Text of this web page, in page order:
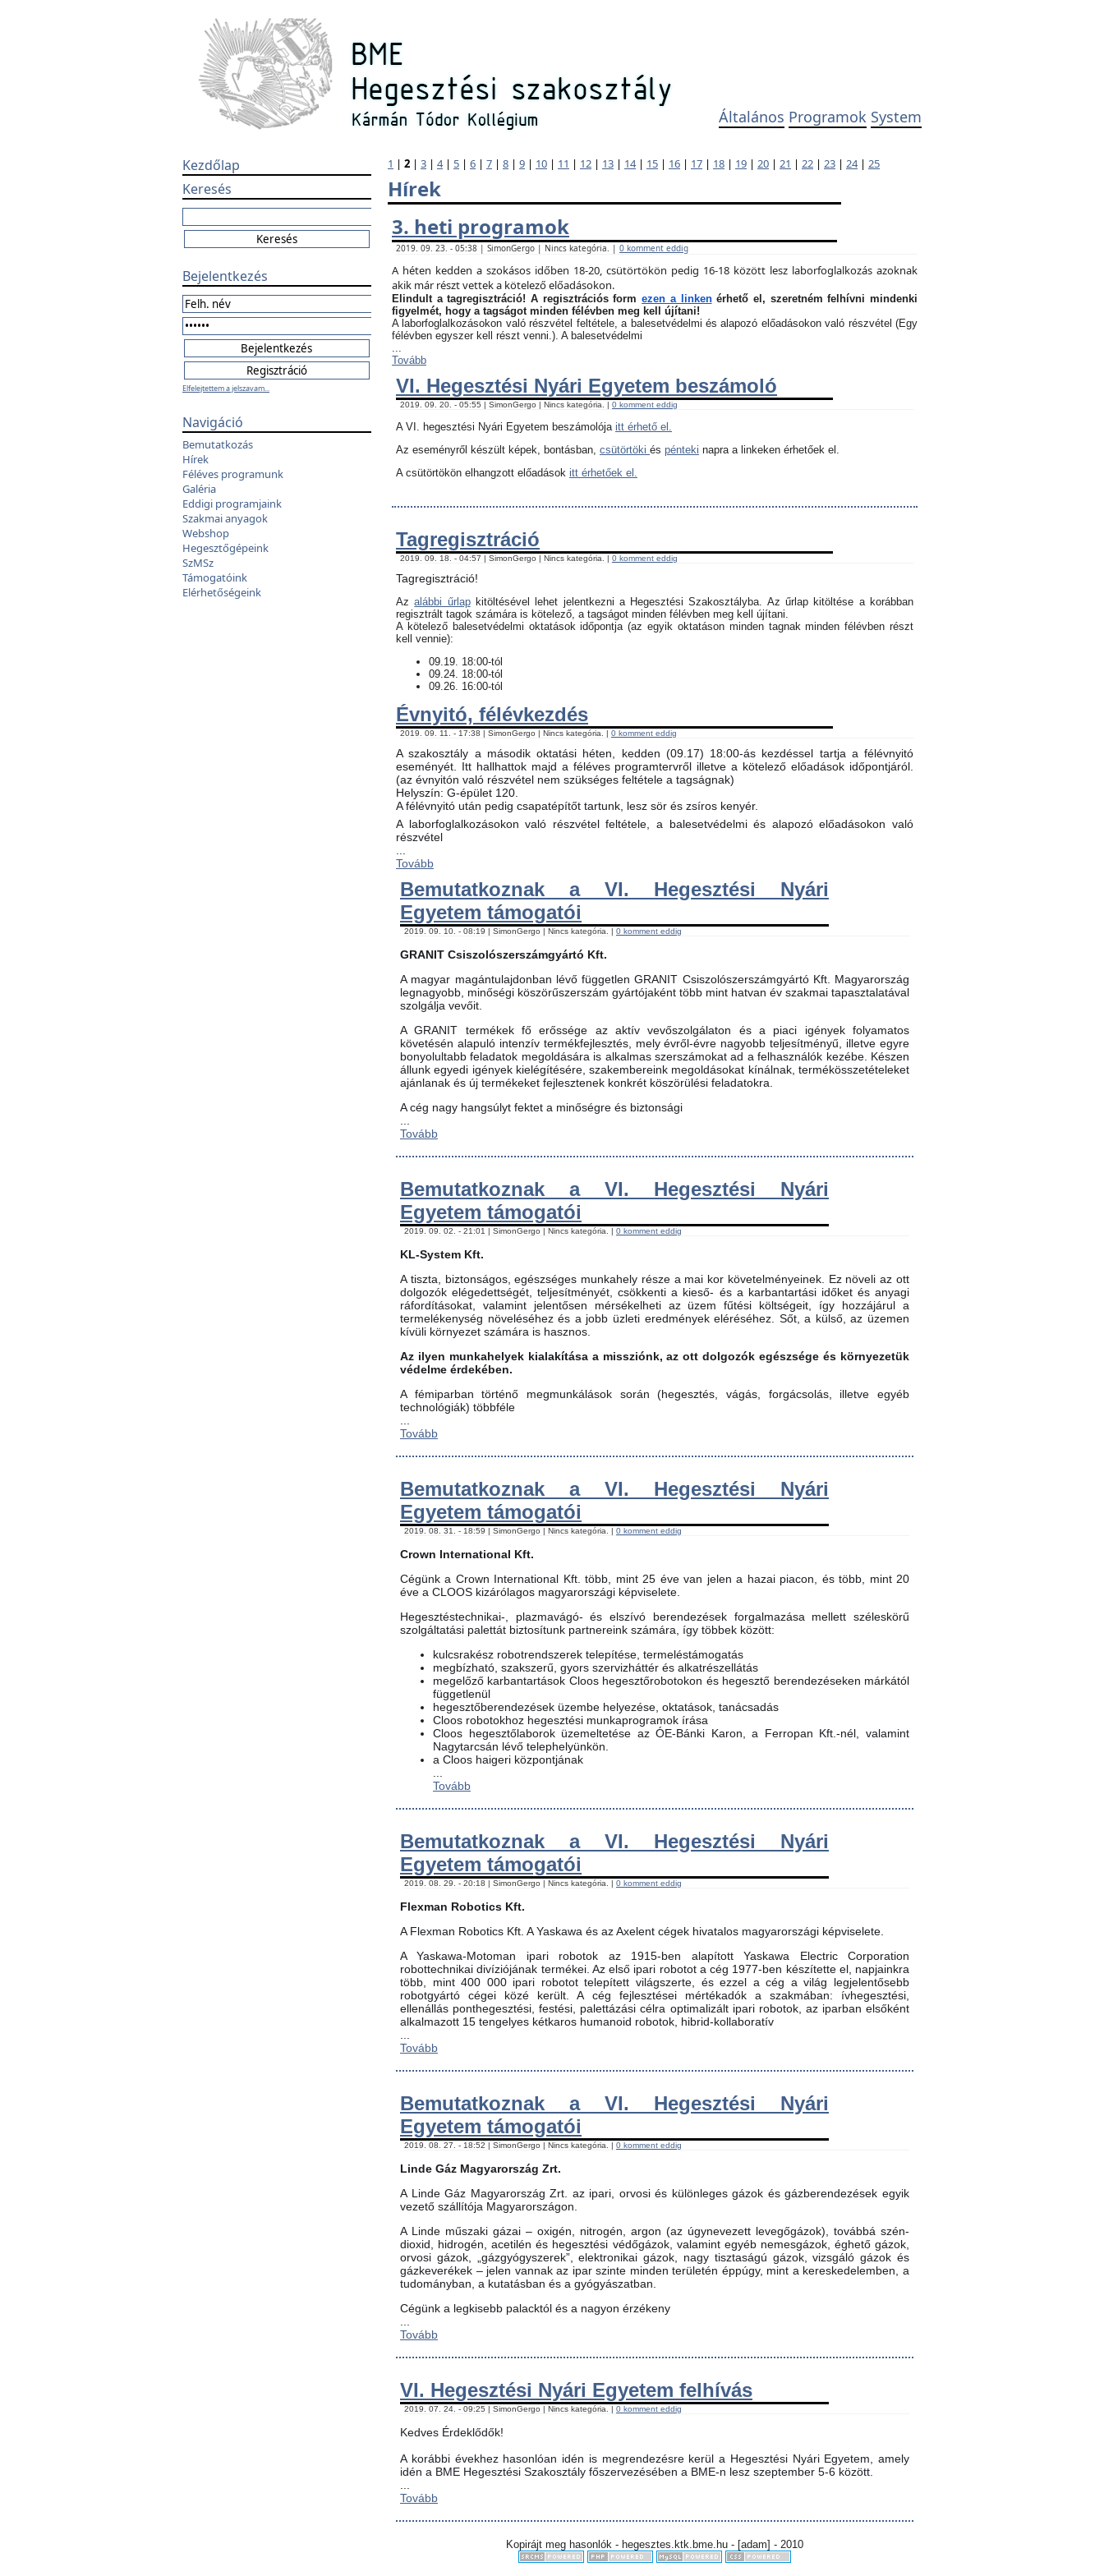
Általános Programok System
Kezdőlap
Keresés
Bejelentkezés
Elfelejtettem a jelszavam...
Navigáció
Bemutatkozás
Hírek
Féléves programunk
Galéria
Eddigi programjaink
Szakmai anyagok
Webshop
Hegesztőgépeink
SzMSz
Támogatóink
Elérhetőségeink
1 | 2 | 3 | 4| 5 | 6 | 7 | 8 | 9 | 10 | 11 | 12 | 13 | 14| 15 | 16 | 17 | 18 | 19 | 20 | 21 | 22 | 23 | 24| 25
Hírek
3. heti programok
2019. 09. 23. - 05:38 | SimonGergo | Nincs kategória. | 0 komment eddig
A héten kedden a szokásos időben 18-20, csütörtökön pedig 16-18 között lesz laborfoglalkozás azoknak
akik már részt vettek a kötelező előadásokon.
Elindult a tagregisztráció! A regisztrációs formezen a linkenérhető el, szeretném felhívni mindenki
figyelmét, hogy a tagságot minden félévben meg kell újítani!
A laborfoglalkozásokon való részvétel feltétele, a balesetvédelmi és alapozó előadásokon való részvétel (Egy
félévben egyszer kell részt venni.). A balesetvédelmi
...
Tovább
VI. Hegesztési Nyári Egyetem beszámoló
2019. 09. 20. - 05:55 | SimonGergo | Nincs kategória. | 0 komment eddig
A VI. hegesztési Nyári Egyetem beszámolója itt érhető el.
Az eseményről készült képek, bontásban, csütörtöki és pénteki napra a linkeken érhetőek el.
A csütörtökön elhangzott előadások itt érhetőek el.
Tagregisztráció
2019. 09. 18. - 04:57 | SimonGergo | Nincs kategória. | 0 komment eddig
Tagregisztráció!
Azalábbi űrlapkitöltésével lehet jelentkezni a Hegesztési Szakosztályba. Az űrlap kitöltése a korábban
regisztrált tagok számára is kötelező, a tagságot minden félévben meg kell újítani.
​A kötelező balesetvédelmi oktatások időpontja (az egyik oktatáson minden tagnak minden félévben részt
kell vennie):
09.19. 18:00-tól
09.24. 18:00-tól
09.26. 16:00-tól
Évnyitó, félévkezdés
2019. 09. 11. - 17:38 | SimonGergo | Nincs kategória. | 0 komment eddig
A szakosztály a második oktatási héten, kedden (09.17) 18:00-ás kezdéssel tartja a félévnyitó
eseményét. Itt hallhattok majd a féléves programtervről illetve a kötelező előadások időpontjáról.
(az évnyitón való részvétel nem szükséges feltétele a tagságnak)
Helyszín: G-épület 120.
A félévnyitó után pedig csapatépítőt tartunk, lesz sör és zsíros kenyér.
A laborfoglalkozásokon való részvétel feltétele, a balesetvédelmi és alapozó előadásokon való
részvétel
Tovább
Bemutatkoznak a VI. Hegesztési Nyári
Egyetem támogatói
2019. 09. 10. - 08:19 | SimonGergo | Nincs kategória. | 0 komment eddig
GRANIT Csiszolószerszámgyártó Kft.
A magyar magántulajdonban lévő független GRANIT Csiszolószerszámgyártó Kft. Magyarország
legnagyobb, minőségi köszörűszerszám gyártójaként több mint hatvan év szakmai tapasztalatával
szolgálja vevőit.
A GRANIT termékek fő erőssége az aktív vevőszolgálaton és a piaci igények folyamatos
követésén alapuló intenzív termékfejlesztés, mely évről-évre nagyobb teljesítményű, illetve egyre
bonyolultabb feladatok megoldására is alkalmas szerszámokat ad a felhasználók kezébe. Készen
állunk egyedi igények kielégítésére, szakembereink megoldásokat kínálnak, termékösszetételeket
ajánlanak és új termékeket fejlesztenek konkrét köszörülési feladatokra.
A cég nagy hangsúlyt fektet a minőségre és biztonsági
Tovább
Bemutatkoznak a VI. Hegesztési Nyári
Egyetem támogatói
2019. 09. 02. - 21:01 | SimonGergo | Nincs kategória. | 0 komment eddig
KL-System Kft.
A tiszta, biztonságos, egészséges munkahely része a mai kor követelményeinek. Ez növeli az ott
dolgozók elégedettségét, teljesítményét, csökkenti a kieső- és a karbantartási időket és anyagi
ráfordításokat, valamint jelentősen mérsékelheti az üzem fűtési költségeit, így hozzájárul a
termelékenység növeléséhez és a jobb üzleti eredmények eléréséhez. Sőt, a külső, az üzemen
kívüli környezet számára is hasznos.
Az ilyen munkahelyek kialakítása a missziónk, az ott dolgozók egészsége és környezetük
védelme érdekében.
A fémiparban történő megmunkálások során (hegesztés, vágás, forgácsolás, illetve egyéb
technológiák) többféle
Tovább
Bemutatkoznak a VI. Hegesztési Nyári
Egyetem támogatói
2019. 08. 31. - 18:59 | SimonGergo | Nincs kategória. | 0 komment eddig
Crown International Kft.
Cégünk a Crown International Kft. több, mint 25 éve van jelen a hazai piacon, és több, mint 20
éve a CLOOS kizárólagos magyarországi képviselete.
Hegesztéstechnikai-, plazmavágó- és elszívó berendezések forgalmazása mellett széleskörű
szolgáltatási palettát biztosítunk partnereink számára, így többek között:
kulcsrakész robotrendszerek telepítése, termeléstámogatás
megbízható, szakszerű, gyors szervizháttér és alkatrészellátás
megelőző karbantartások Cloos hegesztőrobotokon és hegesztő berendezéseken márkától
függetlenül
hegesztőberendezések üzembe helyezése, oktatások, tanácsadás
Cloos robotokhoz hegesztési munkaprogramok írása
Cloos hegesztőlaborok üzemeltetése az ÓE-Bánki Karon, a Ferropan Kft.-nél, valamint
Nagytarcsán lévő telephelyünkön.
a Cloos haigeri központjának
Tovább
Bemutatkoznak a VI. Hegesztési Nyári
Egyetem támogatói
2019. 08. 29. - 20:18 | SimonGergo | Nincs kategória. | 0 komment eddig
Flexman Robotics Kft.
A Flexman Robotics Kft. A Yaskawa és az Axelent cégek hivatalos magyarországi képviselete.
A Yaskawa-Motoman ipari robotok az 1915-ben alapított Yaskawa Electric Corporation
robottechnikai divíziójának termékei. Az első ipari robotot a cég 1977-ben készítette el, napjainkra
több, mint 400 000 ipari robotot telepített világszerte, és ezzel a cég a világ legjelentősebb
robotgyártó cégei közé került. A cég fejlesztései mértékadók a szakmában: ívhegesztési,
ellenállás ponthegesztési, festési, palettázási célra optimalizált ipari robotok, az iparban elsőként
alkalmazott 15 tengelyes kétkaros humanoid robotok, hibrid-kollaboratív
Tovább
Bemutatkoznak a VI. Hegesztési Nyári
Egyetem támogatói
2019. 08. 27. - 18:52 | SimonGergo | Nincs kategória. | 0 komment eddig
Linde Gáz Magyarország Zrt.
A Linde Gáz Magyarország Zrt. az ipari, orvosi és különleges gázok és gázberendezések egyik
vezető szállítója Magyarországon.
A Linde műszaki gázai – oxigén, nitrogén, argon (az úgynevezett levegőgázok), továbbá szén-
dioxid, hidrogén, acetilén és hegesztési védőgázok, valamint egyéb nemesgázok, éghető gázok,
orvosi gázok, „gázgyógyszerek”, elektronikai gázok, nagy tisztaságú gázok, vizsgáló gázok és
gázkeverékek – jelen vannak az ipar szinte minden területén éppúgy, mint a kereskedelemben, a
tudományban, a kutatásban és a gyógyászatban.
Cégünk a legkisebb palacktól és a nagyon érzékeny
Tovább
VI. Hegesztési Nyári Egyetem felhívás
2019. 07. 24. - 09:25 | SimonGergo | Nincs kategória. | 0 komment eddig
Kedves Érdeklődők!
A korábbi évekhez hasonlóan idén is megrendezésre kerül a Hegesztési Nyári Egyetem, amely
idén a BME Hegesztési Szakosztály főszervezésében a BME-n lesz szeptember 5-6 között.
Tovább
Kopirájt meg hasonlók - hegesztes.ktk.bme.hu - [adam] - 2010